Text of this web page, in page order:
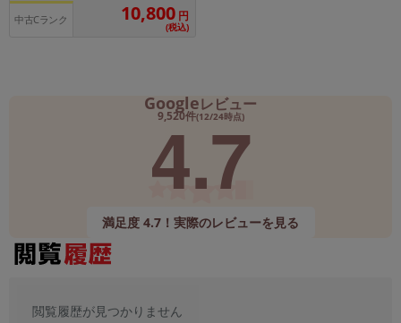
中古Cランク 10,800 円
(税込)
Googleレビュー
9,520件(12/24時点)
4.7
満足度 4.7！実際のレビューを見る
閲覧履歴が見つかりません
機能・特徴
OS
メモリ